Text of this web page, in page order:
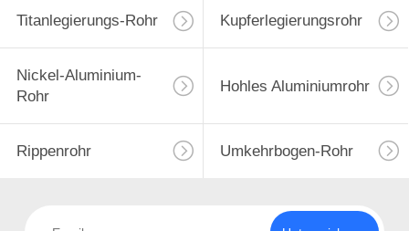
Titanlegierungs-Rohr Kupferlegierungsrohr
Nickel-Aluminium-
Rohr
Hohles Aluminiumrohr
Rippenrohr Umkehrbogen-Rohr